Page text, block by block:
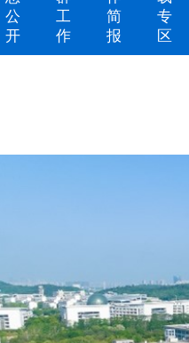
公
开
工
作
简
报
专
区